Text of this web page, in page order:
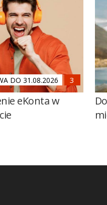
DO 31.08.2026
eKonta w